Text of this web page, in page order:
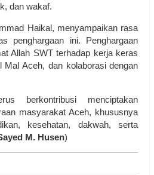
dan wakaf.
Haikal, menyampaikan rasa
penghargaan ini. Penghargaan
Allah SWT terhadap kerja keras
Mal Aceh, dan kolaborasi dengan
berkontribusi menciptakan
masyarakat Aceh, khususnya
kesehatan, dakwah, serta
M. Husen)